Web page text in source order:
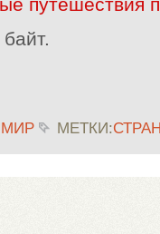
МЕТКИ: